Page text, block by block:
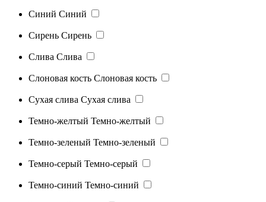
Синий Синий
Сирень Сирень
Слива Слива
Слоновая кость Слоновая кость
Сухая слива Сухая слива
Темно-желтый Темно-желтый
Темно-зеленый Темно-зеленый
Темно-серый Темно-серый
Темно-синий Темно-синий